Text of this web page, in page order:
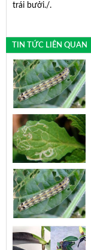
trái bưởi./.
TIN TỨC LIÊN QUAN